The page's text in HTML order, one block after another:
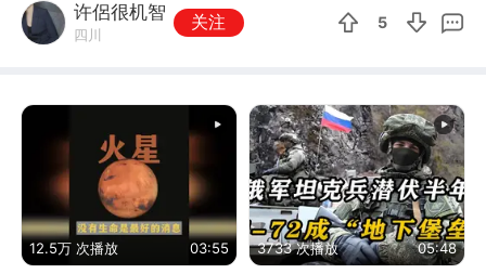
许侶很机智
四川
关注 5
12.5万 次播放 03:55 3733 次播放 05:48